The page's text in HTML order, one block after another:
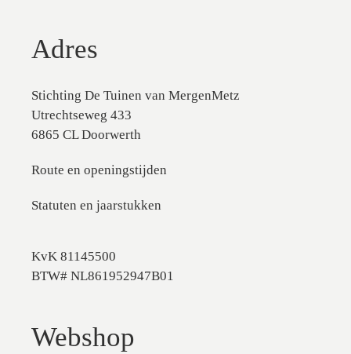
Adres
Stichting De Tuinen van MergenMetz
Utrechtseweg 433
6865 CL Doorwerth
Route en openingstijden
Statuten en jaarstukken
KvK 81145500
BTW# NL861952947B01
Webshop